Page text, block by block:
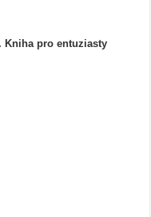
Kniha pro entuziasty